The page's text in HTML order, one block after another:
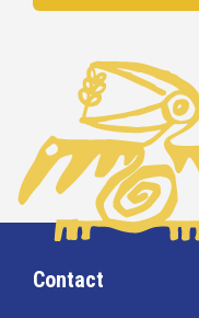
Contact